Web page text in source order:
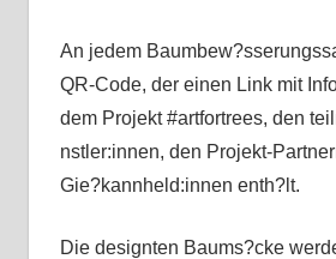
An jedem
QR-Code, der einen Link mit
dem Projekt #artfortrees, den
nstler:innen, den Projekt-
Gie?kannheld:innen enth?lt.
Die designten Baums?cke